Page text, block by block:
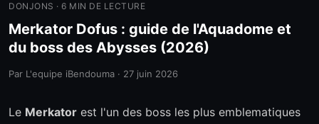
DONJONS · 6 MIN DE LECTURE
Merkator Dofus : guide de l'Aquadome et
du boss des Abysses (2026)
Par L'equipe iBendouma · 27 juin 2026
Le Merkator est l'un des boss les plus emblematiques